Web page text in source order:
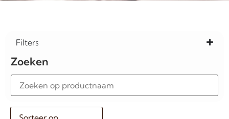
Filters
Zoeken